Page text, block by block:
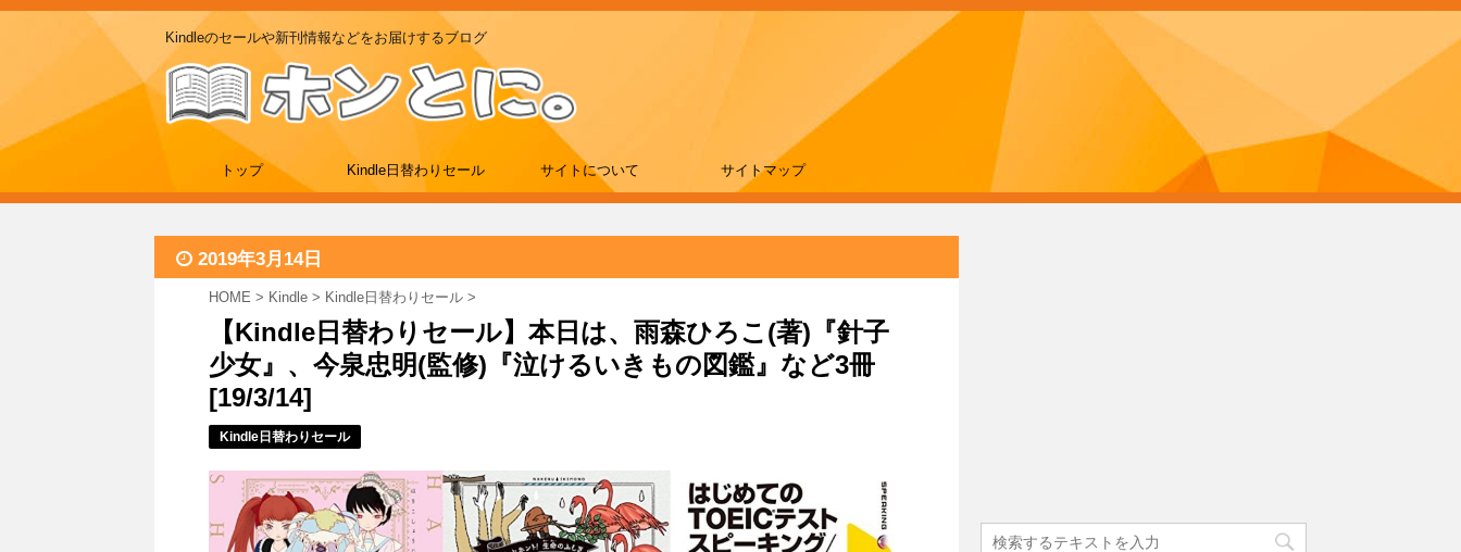
Kindleのセールや新刊情報などをお届けするブログ
トップ Kindle日替わりセール サイトについて サイトマップ
2019年3月14日
HOME > Kindle > Kindle日替わりセール >
【Kindle日替わりセール】本日は、雨森ひろこ(著)『針子
少女』、今泉忠明(監修)『泣けるいきもの図鑑』など3冊
[19/3/14]
Kindle日替わりセール